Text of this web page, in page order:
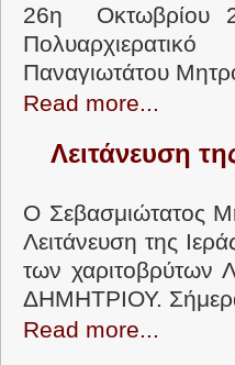
26η Οκτωβρίου
Παναγιωτάτου
Read more...
Λειτάνευση
Ο Σεβασμιώτατος
Λειτάνευση της
των χαριτοβρύτων
ΔΗΜΗΤΡΙΟΥ.
Read more...